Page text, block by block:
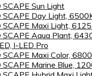
Sun Light
SCAPE Day Light,
SCAPE Maxi Light,
SCAPE Aqua Plant,
I-LED Pro
Maxi Color,
Marine Blue,